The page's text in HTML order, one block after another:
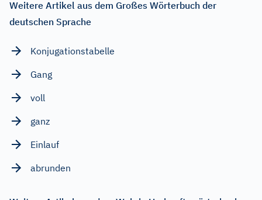
Weitere Artikel aus dem Großes Wörterbuch der
deutschen Sprache
Konjugationstabelle
Gang
voll
ganz
Einlauf
abrunden